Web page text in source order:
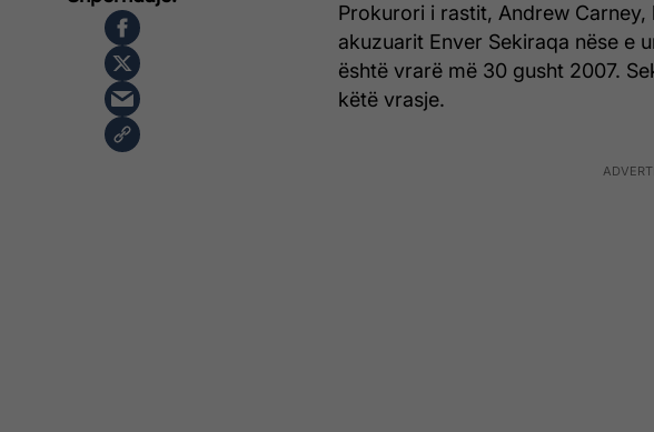
Prokurori i rastit, Andrew
akuzuarit Enver Sekiraqa nëse e
është vrarë më 30 gusht 2007.
këtë vrasje.